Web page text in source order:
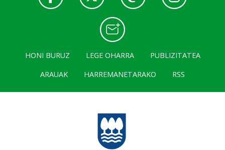
HONI BURUZ LEGE OHARRA
PUBLIZITATEA
ARAUAK
HARREMANETARAKO RSS